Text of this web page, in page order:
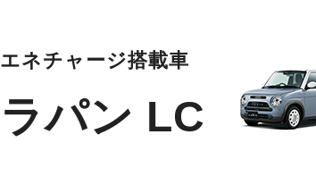
エネチャージ搭載車
ラパン LC